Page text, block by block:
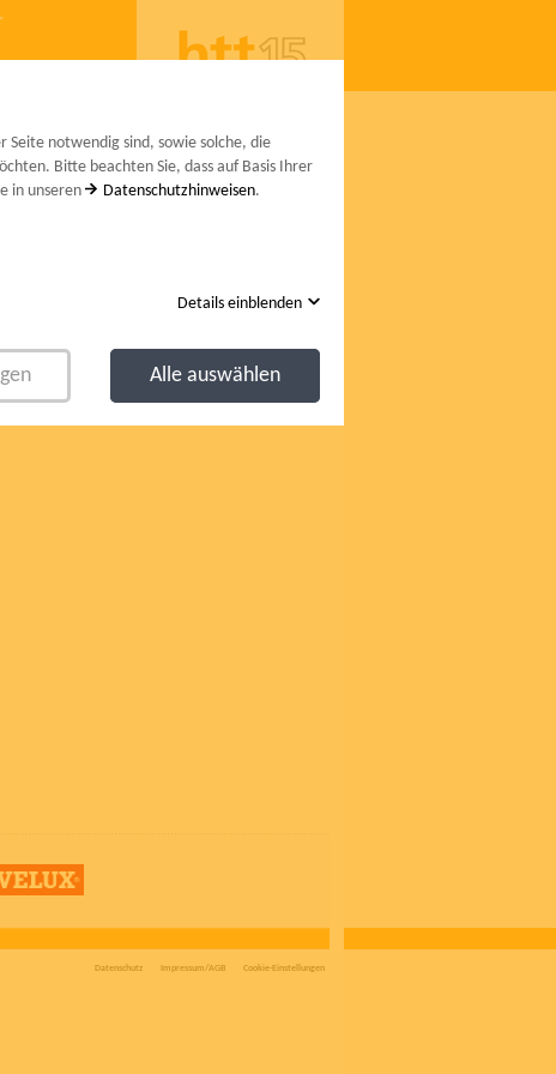
Datenschutz Impressum/AGB Cookie-Einstellungen
Seite notwendig sind, sowie solche, die
Bitte beachten Sie, dass auf Basis Ihrer
in unseren
Datenschutzhinweisen.
Details einblenden
Alle auswählen